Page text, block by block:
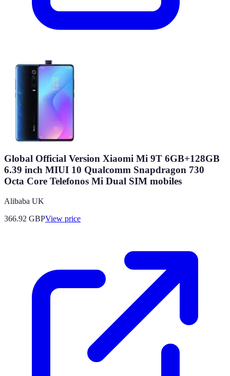
Global Official Version Xiaomi Mi 9T 6GB+128GB
6.39 inch MIUI 10 Qualcomm Snapdragon 730
Octa Core Telefonos Mi Dual SIM mobiles
Alibaba UK
366.92 GBPView price